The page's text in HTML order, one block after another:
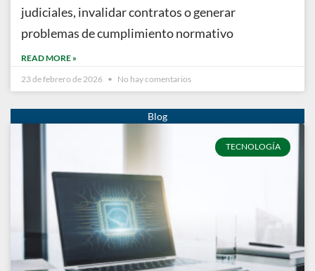
judiciales, invalidar contratos o generar
problemas de cumplimiento normativo
READ MORE »
23 de febrero de 2026
No hay comentarios
TECNOLOGÍA